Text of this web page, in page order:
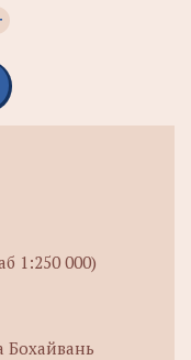
1:250 000)
Бохайвань